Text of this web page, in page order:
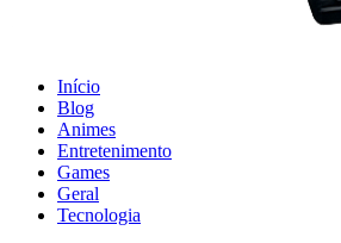
Início
Blog
Animes
Entretenimento
Games
Geral
Tecnologia